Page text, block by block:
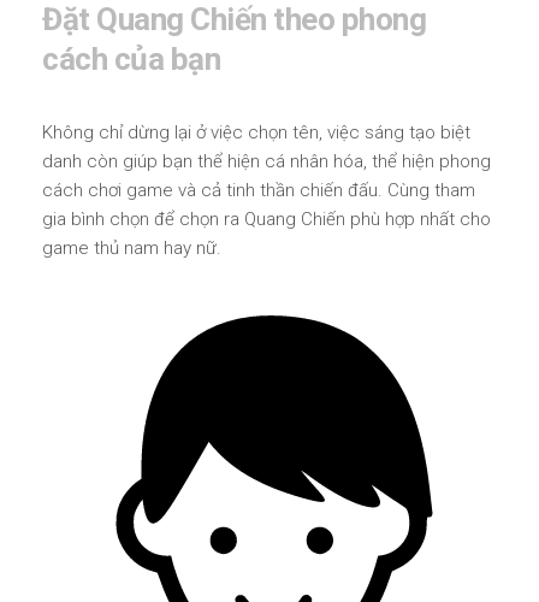
Đặt Quang Chiến theo phong
cách của bạn
Không chỉ dừng lại ở việc chọn tên, việc sáng tạo biệt
danh còn giúp bạn thể hiện cá nhân hóa, thể hiện phong
cách chơi game và cả tinh thần chiến đấu. Cùng tham
gia bình chọn để chọn ra Quang Chiến phù hợp nhất cho
game thủ nam hay nữ.